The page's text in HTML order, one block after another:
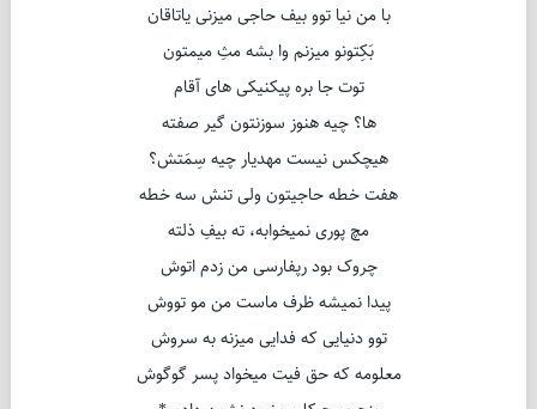
با من نیا توو بیف حاجی میزنی یاتاقان
بَکِتونو میزنم وا بشه مثِ میمتون
توت جا بره پیکنیکی های آقام
ها؟ چیه هنوز سوزنتون گیر صفته
هیچکس نیست مهدیار چیه سِمَتش؟
هفت خطه حاجیتون ولی تنش سه خطه
مچ پوری نمیخوابه، ته بیفِ ذلته
چروک بود رپفارسی من زدم اتوش
پیدا نمیشه ظرف ماست من مو تووش
توو دنیایی که فدایی میزنه به سروش
معلومه که حق فیت میخواد پسر گوگوش